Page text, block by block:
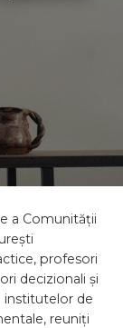
a Comunității
profesori
decizionali și
institutelor de
reuniți